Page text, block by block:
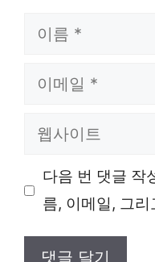
이
이
일
웹
이 다음 번 댓글 작
름, 이메일, 그